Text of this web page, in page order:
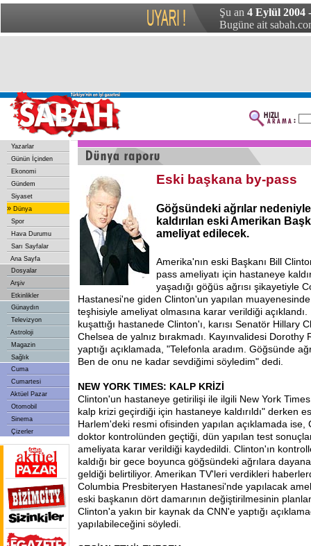
Şu an 4 Eylül 2004
Bugüne ait
Yazarlar
Günün İçinden
Ekonomi
Gündem
Siyaset
» Dünya
Spor
Hava Durumu
Sarı Sayfalar
Ana Sayfa
Dosyalar
Arşiv
Etkinlikler
Günaydın
Televizyon
Astroloji
Magazin
Sağlık
Cuma
Cumartesi
Aktüel Pazar
Otomobil
Sinema
Çizerler
Eski başkana by-pass
Göğsündeki ağrılar
kaldırılan eski Amerikan
ameliyat edilecek.
Amerika'nın eski Başkanı Bill
pass ameliyatı için hastaneye
yaşadığı göğüs ağrısı şikayetiyle
Hastanesi'ne giden Clinton'un yapılan muayenesinde
teşhisiyle ameliyat olmasına karar verildiği
kuşattığı hastanede Clinton'ı, karısı Senatör Hillary
Chelsea de yalnız bırakmadı. Kayınvalidesi Dorothy
yaptığı açıklamada, "Telefonla aradım. Göğsünde
Ben de onu ne kadar sevdiğimi söyledim" dedi.
NEW YORK TIMES: KALP KRİZİ
Clinton'un hastaneye getirilişi ile ilgili New York
kalp krizi geçirdiği için hastaneye kaldırıldı" derken
Harlem'deki resmi ofisinden yapılan açıklamada ise,
doktor kontrolünden geçtiği, dün yapılan test
ameliyata karar verildiği kaydedildi. Clinton'ın
kaldığı bir gece boyunca göğsündeki ağrılara
geldiği belirtiliyor. Amerikan TV'leri verdikleri
Columbia Presbiteryen Hastanesi'nde yapılacak
eski başkanın dört damarının değiştirilmesinin
Clinton'a yakın bir kaynak da CNN'e yaptığı
yapılabileceğini söyledi.